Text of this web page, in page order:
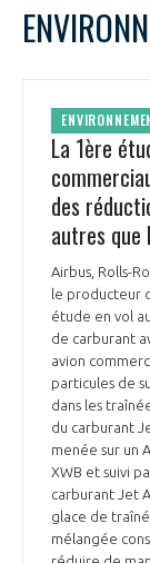
La 1ère
des
autres que
Airbus, Rolls-
le producteur
étude en vol
de carburant
avion
particules de
dans les
du carburant
menée sur un
XWB et suivi
carburant Jet
glace de
mélangée